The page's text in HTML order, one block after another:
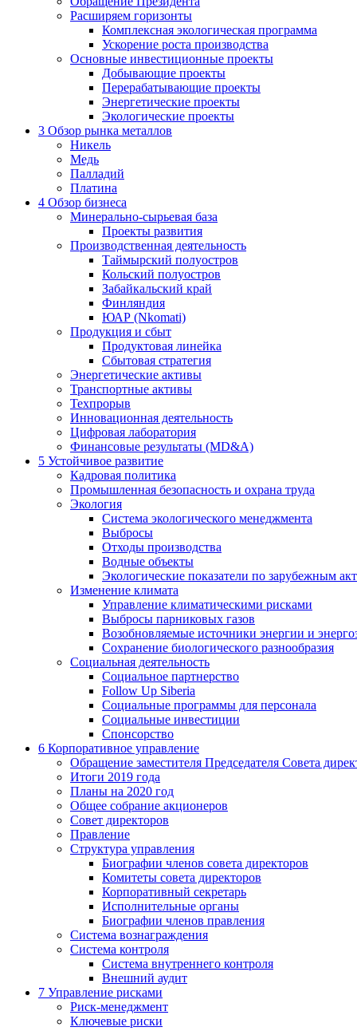
Расширяем горизонты
Комплексная экологическая программа
Ускорение роста производства
Основные инвестиционные проекты
Добывающие проекты
Перерабатывающие проекты
Энергетические проекты
Экологические проекты
3 Обзор рынка металлов
Никель
Медь
Палладий
Платина
4 Обзор бизнеса
Минерально-сырьевая база
Проекты развития
Производственная деятельность
Таймырский полуостров
Кольский полуостров
Забайкальский край
Финляндия
ЮАР (Nkomati)
Продукция и сбыт
Продуктовая линейка
Сбытовая стратегия
Энергетические активы
Транспортные активы
Техпрорыв
Инновационная деятельность
Цифровая лаборатория
Финансовые результаты (MD&A)
5 Устойчивое развитие
Кадровая политика
Промышленная безопасность и охрана труда
Экология
Система экологического менеджмента
Выбросы
Отходы производства
Водные объекты
Экологические показатели по зарубежным
Изменение климата
Управление климатическими рисками
Выбросы парниковых газов
Возобновляемые источники энергии и
Сохранение биологического разнообразия
Социальная деятельность
Социальное партнерство
Follow Up Siberia
Социальные программы для персонала
Социальные инвестиции
Спонсорство
6 Корпоративное управление
Обращение заместителя Председателя Совета
Итоги 2019 года
Планы на 2020 год
Общее собрание акционеров
Совет директоров
Правление
Структура управления
Биографии членов совета директоров
Комитеты совета директоров
Корпоративный секретарь
Исполнительные органы
Биографии членов правления
Система вознаграждения
Система контроля
Система внутреннего контроля
Внешний аудит
7 Управление рисками
Риск-менеджмент
Ключевые риски